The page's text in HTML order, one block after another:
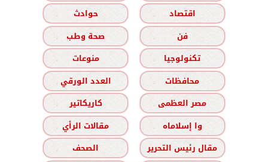
اقتصاد
حوادث
فن
صحة وطب
تكنولوجيا
منوعات
محافظات
العدد الورقي
مصر العظمى
كاريكاتير
وا إسلاماه
مقالات الرأي
مقال رئيس التحرير
الصحف